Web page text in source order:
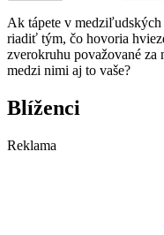
Ak tápete v
riadiť tým, čo hovoria
zverokruhu považované za
medzi nimi aj to vaše?
Blíženci
Reklama